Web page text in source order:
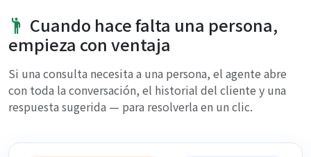
Cuando hace falta una persona,
empieza con ventaja
Si una consulta necesita a una persona, el agente abre
con toda la conversación, el historial del cliente y una
respuesta sugerida — para resolverla en un clic.